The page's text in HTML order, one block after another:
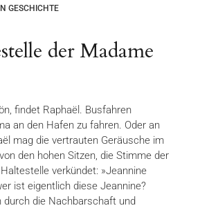
GESCHICHTE
der Madame
findet Raphaël. Busfahren
an den Hafen zu fahren. Oder an
mag die vertrauten Geräusche im
den hohen Sitzen, die Stimme der
verkündet: »Jeannine
ist eigentlich diese Jeannine?
durch die Nachbarschaft und